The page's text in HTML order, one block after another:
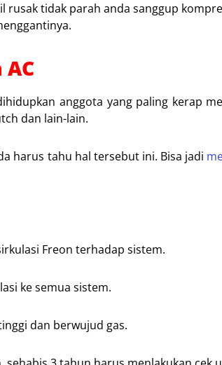
rusak tidak parah anda sanggup
anggota yang paling kerap
dan lain-lain.
harus tahu hal tersebut ini. Bisa jadi
Freon terhadap sistem.
ke semua sistem.
dan berwujud gas.